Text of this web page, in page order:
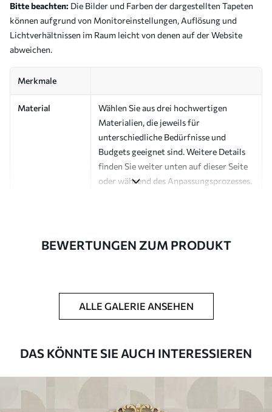
Bitte beachten: Die Bilder und Farben der dargestellten Tapeten
können aufgrund von Monitoreinstellungen, Auflösung und
Lichtverhältnissen im Raum leicht von denen auf der Website
abweichen.
Merkmale
Material
Wählen Sie aus drei hochwertigen
Materialien, die jeweils für
unterschiedliche Bedürfnisse und
Budgets geeignet sind. Weitere Details
finden Sie weiter unten auf dieser Seite
oder während des Anpassungsprozesses.
bis zu 50 cm Breite geliefert.
Optionen
und/oder Tapetenkleber.
Fototapeten mit Lackbeschichtung
BEWERTUNGEN ZUM PRODUKT
ALLE GALERIE ANSEHEN
DAS KÖNNTE SIE AUCH INTERESSIEREN